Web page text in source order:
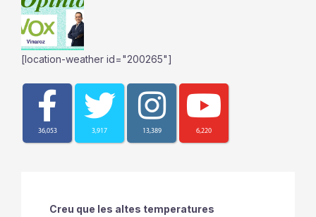
[location-weather id="200265"]
36,053 3,917 13,389 6,220
Creu que les altes temperatures